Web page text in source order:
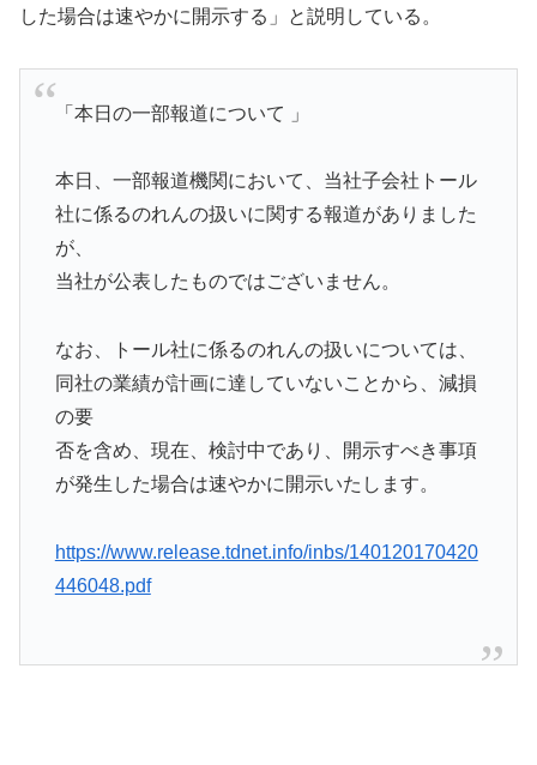
した場合は速やかに開示する」と説明している。
「本日の一部報道について 」
本日、一部報道機関において、当社子会社トール
社に係るのれんの扱いに関する報道がありました
が、
当社が公表したものではございません。
なお、トール社に係るのれんの扱いについては、
同社の業績が計画に達していないことから、減損
の要
否を含め、現在、検討中であり、開示すべき事項
が発生した場合は速やかに開示いたします。
https://www.release.tdnet.info/inbs/140120170420
446048.pdf